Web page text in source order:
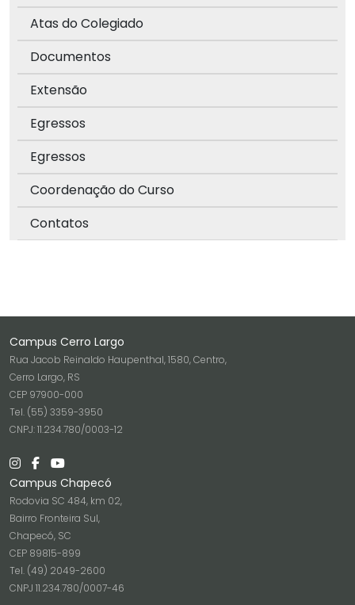
Atas do Colegiado
Documentos
Extensão
Egressos
Egressos
Coordenação do Curso
Contatos
Campus Cerro Largo
Rua Jacob Reinaldo Haupenthal, 1580, Centro,
Cerro Largo, RS
CEP 97900-000
Tel. (55) 3359-3950
CNPJ: 11.234.780/0003-12
Campus Chapecó
Rodovia SC 484, km 02,
Bairro Fronteira Sul,
Chapecó, SC
CEP 89815-899
Tel. (49) 2049-2600
CNPJ 11.234.780/0007-46